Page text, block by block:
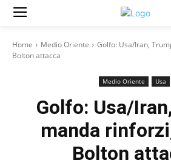
Home Medio Oriente
Golfo: Usa/Iran,
Bolton attacca
Medio Oriente Usa
Golfo: Usa/
manda
Bolton